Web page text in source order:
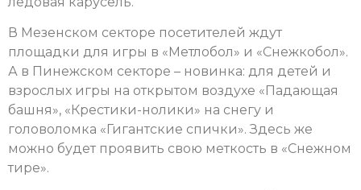
В Мезенском секторе посетителей ждут
площадки для игры в «Метлобол» и «Снежкобол».
А в Пинежском секторе – новинка: для детей и
взрослых игры на открытом воздухе «Падающая
башня», «Крестики-нолики» на снегу и
головоломка «Гигантские спички». Здесь же
можно будет проявить свою меткость в «Снежном
тире».